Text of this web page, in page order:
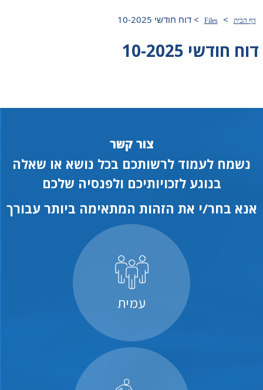
דף הבית >
Files
>דוח חודשי 10-2025
דוח חודשי 10-2025
צור קשר
נשמח לעמוד לרשותכם בכל נושא או שאלה
בנוגע לזכויותיכם ולפנסיה שלכם
אנא בחר/י את הזהות המתאימה ביותר עבורך
עמית